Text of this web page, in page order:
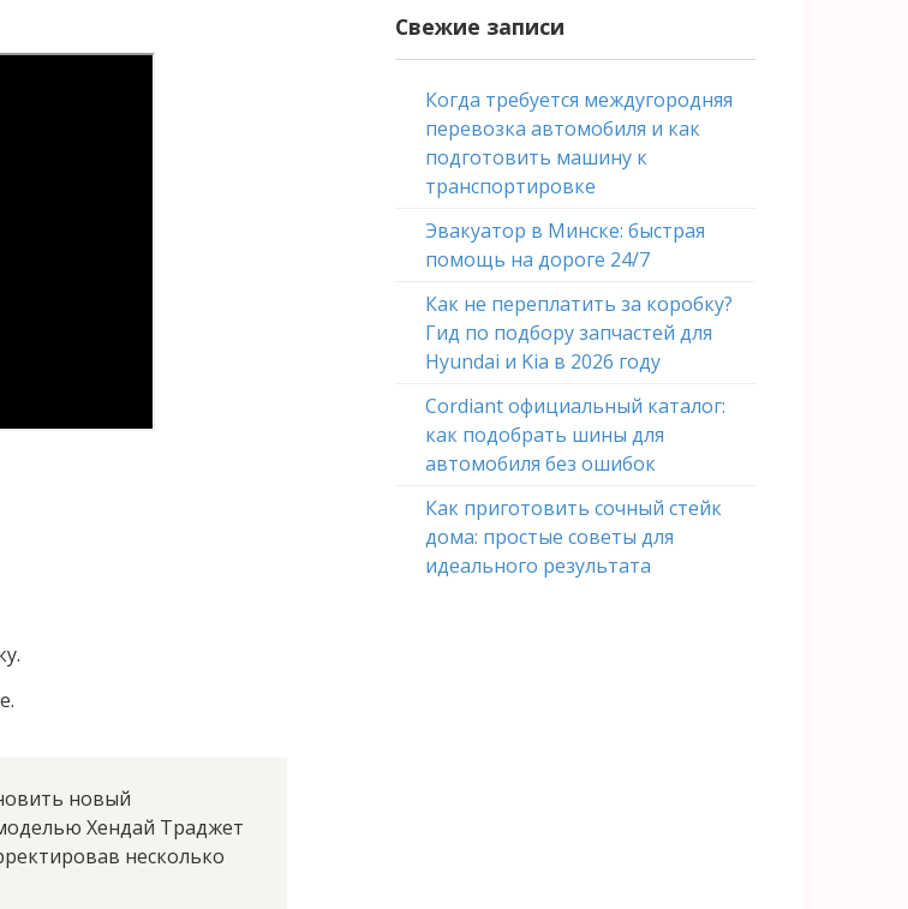
новый
Хендай Траджет
несколько
Свежие записи
Когда требуется междугородняя
перевозка автомобиля и как
подготовить машину к
транспортировке
Эвакуатор в Минске: быстрая
помощь на дороге 24/7
Как не переплатить за коробку?
Гид по подбору запчастей для
Hyundai и Kia в 2026 году
Cordiant официальный каталог:
как подобрать шины для
автомобиля без ошибок
Как приготовить сочный стейк
дома: простые советы для
идеального результата